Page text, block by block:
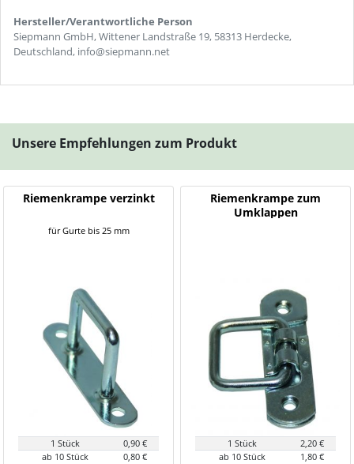
Hersteller/Verantwortliche Person
Siepmann GmbH, Wittener Landstraße 19, 58313 Herdecke,
Deutschland, info@siepmann.net
Unsere Empfehlungen zum Produkt
Riemenkrampe verzinkt
für Gurte bis 25 mm
1 Stück
0,90 €
ab 10 Stück
0,80 €
Riemenkrampe zum
Umklappen
1 Stück
2,20 €
ab 10 Stück
1,80 €